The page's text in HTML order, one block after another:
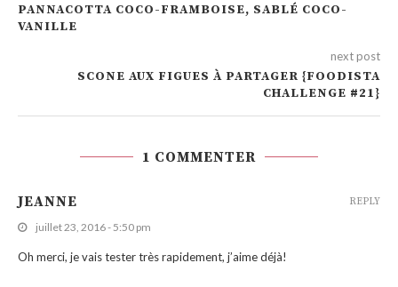
PANNACOTTA COCO-FRAMBOISE, SABLÉ COCO-
VANILLE
next post
SCONE AUX FIGUES À PARTAGER {FOODISTA
CHALLENGE #21}
1 COMMENTER
JEANNE
juillet 23, 2016 - 5:50 pm
Oh merci, je vais tester très rapidement, j’aime déjà!
REPLY